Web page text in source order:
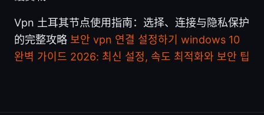
Vpn 土耳其节点使用指南：选择、连接与隐私保护
的完整攻略 보안 vpn 연결 설정하기 windows 10
완벽 가이드 2026: 최신 설정, 속도 최적화와 보안 팁